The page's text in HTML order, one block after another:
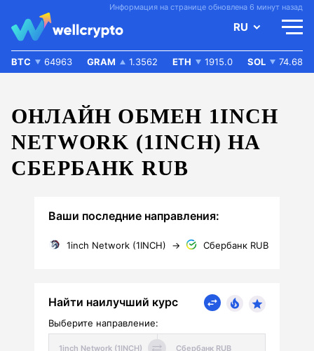
Информация на странице обновлена 6 минут назад
RU
BTC 64963 GRAM 1.3562 ETH 1915.0 SOL 74.68
ОНЛАЙН ОБМЕН 1INCH
NETWORK (1INCH) НА
СБЕРБАНК RUB
Ваши последние направления:
1inch Network (1INCH) → Сбербанк RUB
Найти наилучший курс
Выберите направление: